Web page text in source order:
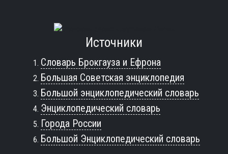
Источники
Словарь Брокгауза и Ефрона
Большая Советская энциклопедия
Большой энциклопедический словарь
Энциклопедический словарь
Города России
Большой Энциклопедический словарь